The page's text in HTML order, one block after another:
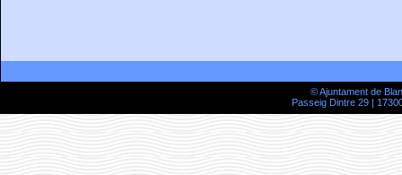
© Ajuntament de
Passeig Dintre 29 |